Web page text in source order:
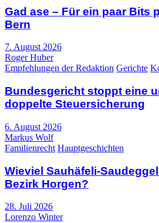
Gad ase – Für ein paar Bits
Bern
7. August 2026
Roger Huber
Empfehlungen der Redaktion Gerichte
Bundesgericht stoppt eine
doppelte Steuersicherung
6. August 2026
Markus Wolf
Familienrecht Hauptgeschichten
Wieviel Sauhäfeli-
Bezirk Horgen?
28. Juli 2026
Lorenzo Winter